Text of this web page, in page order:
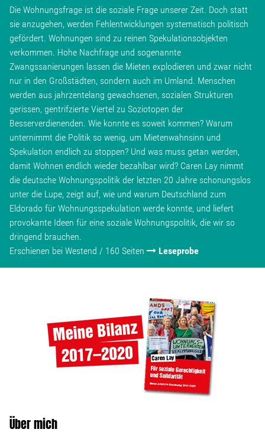
Die Wohnungsfrage ist die soziale Frage unserer Zeit. Doch statt
sie anzugehen, werden Fehlentwicklungen systematisch politisch
gefördert. Wohnungen sind zu reinen Spekulationsobjekten
verkommen. Hohe Nachfrage und sogenannte
Zwangssanierungen lassen die Mieten explodieren und zwar nicht
nur in den Großstädten, sondern auch im Umland. Menschen
werden aus jahrzentelang gewachsenen, sozialen Strukturen
gerissen, gentrifzierte Viertel zu Soziotopen der
Besserverdienenden. Wie konnte es soweit kommen? Warum
unternimmt die Politik so wenig, um Mietenwahnsinn und
Spekulation endlich zu stoppen? Und was muss getan werden,
damit Wohnen endlich wieder bezahlbar wird? Caren Lay nimmt
die deutsche Wohnungspolitik der letzten 20 Jahre schonungslos
unter die Lupe, zeigt auf, wie und warum Deutschland zum
Eldorado für Wohnungsspekulation werde konnte, und liefert
provokante Ideen für eine soziale Wohnungspolitik, die wir so
dringend brauchen.
Erschienen bei Westend / 160 Seiten
Leseprobe
Über mich